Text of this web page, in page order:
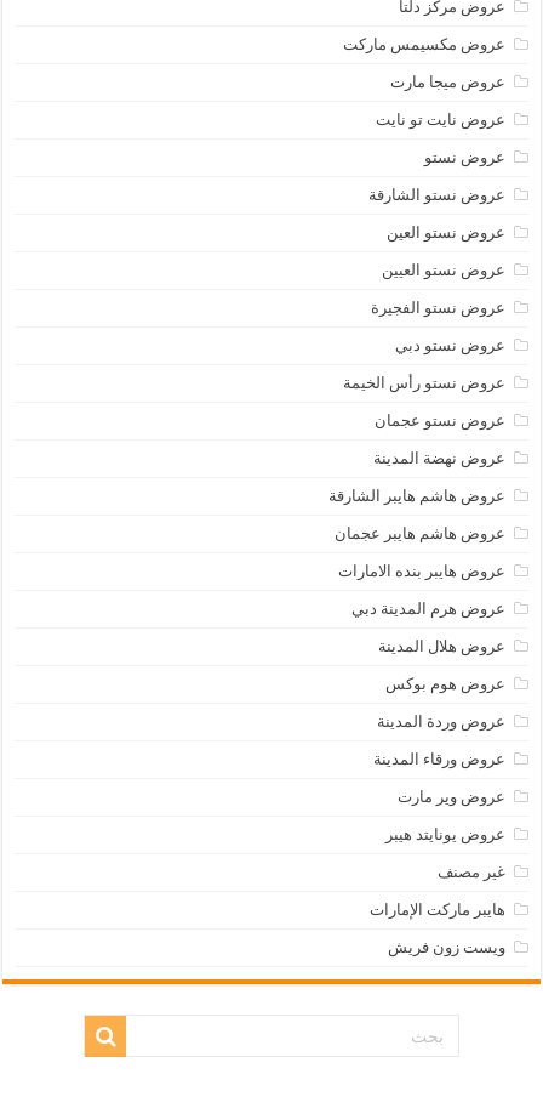
عروض مركز دلتا
عروض مكسيمس ماركت
عروض ميجا مارت
عروض نايت تو نايت
عروض نستو
عروض نستو الشارقة
عروض نستو العين
عروض نستو العيين
عروض نستو الفجيرة
عروض نستو دبي
عروض نستو رأس الخيمة
عروض نستو عجمان
عروض نهضة المدينة
عروض هاشم هايبر الشارقة
عروض هاشم هايبر عجمان
عروض هايبر بنده الامارات
عروض هرم المدينة دبي
عروض هلال المدينة
عروض هوم بوكس
عروض وردة المدينة
عروض ورقاء المدينة
عروض وير مارت
عروض يونايتد هيبر
غير مصنف
هايبر ماركت الإمارات
ويست زون فريش